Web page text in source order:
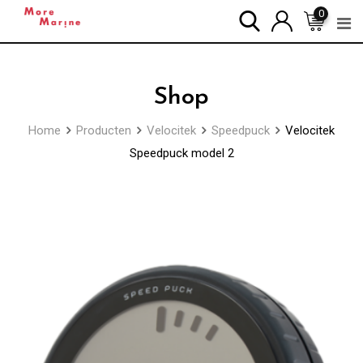
0
Shop
Home Producten Velocitek Speedpuck
Velocitek
Speedpuck model 2